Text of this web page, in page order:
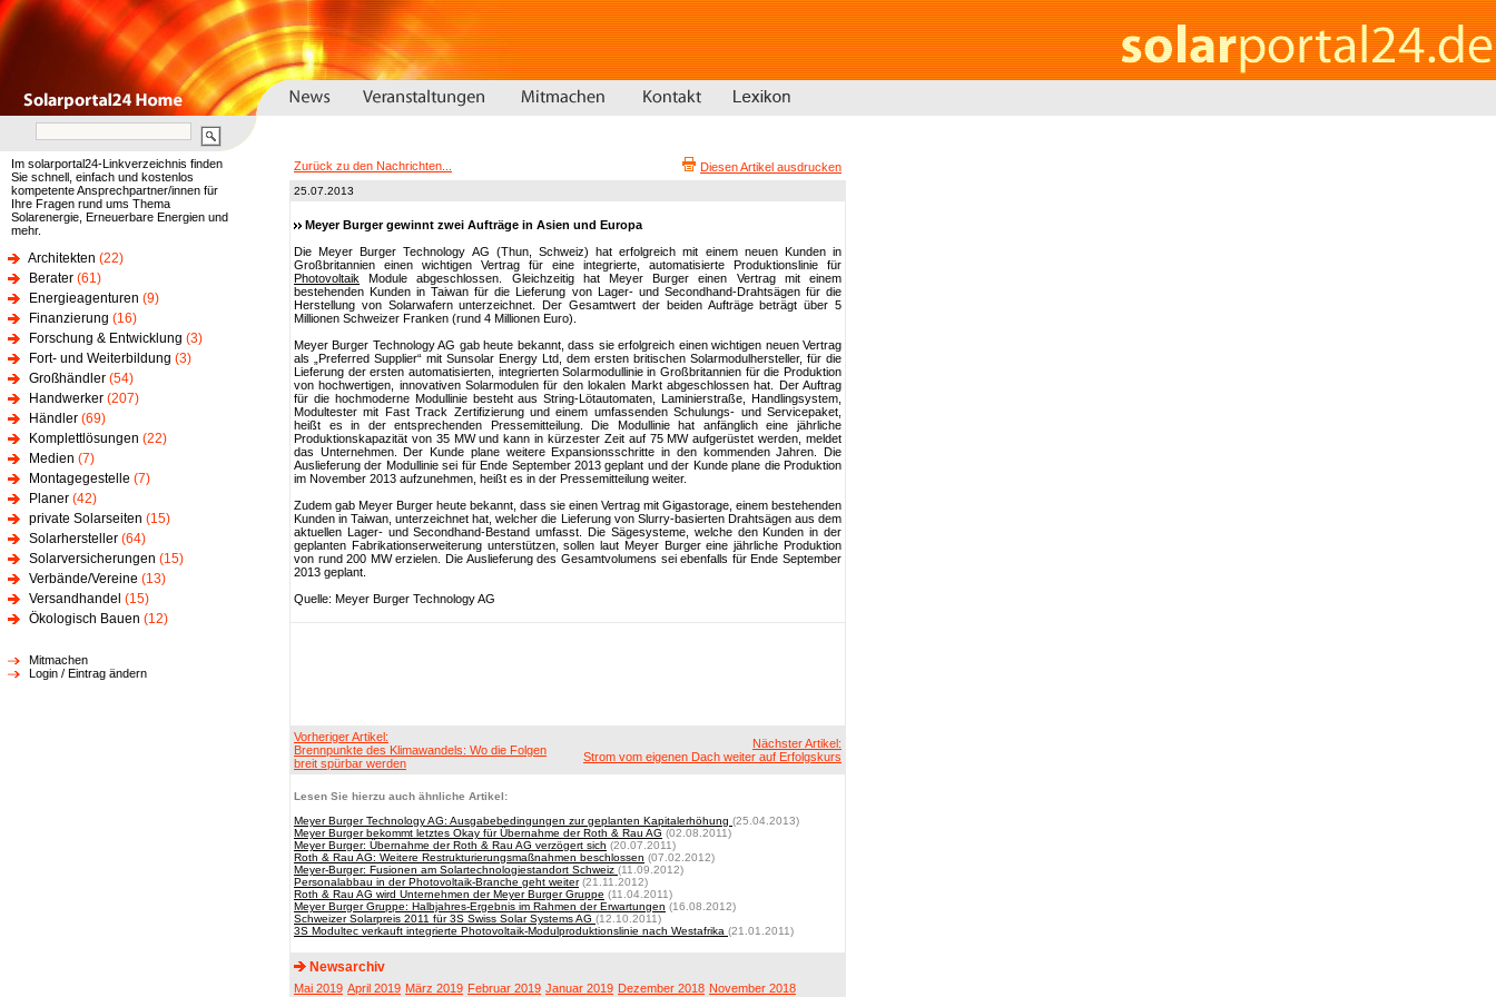
Im solarportal24-Linkverzeichnis finden
Sie schnell, einfach und kostenlos
kompetente Ansprechpartner/innen für
Ihre Fragen rund ums Thema
Solarenergie, Erneuerbare Energien und
mehr.
Architekten (22)
Berater (61)
Energieagenturen (9)
Finanzierung (16)
Forschung & Entwicklung (3)
Fort- und Weiterbildung (3)
Großhändler (54)
Handwerker (207)
Händler (69)
Komplettlösungen (22)
Medien (7)
Montagegestelle (7)
Planer (42)
private Solarseiten (15)
Solarhersteller (64)
Solarversicherungen (15)
Verbände/Vereine (13)
Versandhandel (15)
Ökologisch Bauen (12)
Mitmachen
Login / Eintrag ändern
Zurück zu den Nachrichten... Diesen Artikel ausdrucken
25.07.2013
Meyer Burger gewinnt zwei Aufträge in Asien und Europa
Die Meyer Burger Technology AG (Thun, Schweiz) hat erfolgreich mit einem neuen Kunden in
Großbritannien einen wichtigen Vertrag für eine integrierte, automatisierte Produktionslinie für
Photovoltaik Module abgeschlossen. Gleichzeitig hat Meyer Burger einen Vertrag mit einem
bestehenden Kunden in Taiwan für die Lieferung von Lager- und Secondhand-Drahtsägen für die
Herstellung von Solarwafern unterzeichnet. Der Gesamtwert der beiden Aufträge beträgt über 5
Millionen Schweizer Franken (rund 4 Millionen Euro).
Meyer Burger Technology AG gab heute bekannt, dass sie erfolgreich einen wichtigen neuen Vertrag
als „Preferred Supplier“ mit Sunsolar Energy Ltd, dem ersten britischen Solarmodulhersteller, für die
Lieferung der ersten automatisierten, integrierten Solarmodullinie in Großbritannien für die Produktion
von hochwertigen, innovativen Solarmodulen für den lokalen Markt abgeschlossen hat. Der Auftrag
für die hochmoderne Modullinie besteht aus String-Lötautomaten, Laminierstraße, Handlingsystem,
Modultester mit Fast Track Zertifizierung und einem umfassenden Schulungs- und Servicepaket,
heißt es in der entsprechenden Pressemitteilung. Die Modullinie hat anfänglich eine jährliche
Produktionskapazität von 35 MW und kann in kürzester Zeit auf 75 MW aufgerüstet werden, meldet
das Unternehmen. Der Kunde plane weitere Expansionsschritte in den kommenden Jahren. Die
Auslieferung der Modullinie sei für Ende September 2013 geplant und der Kunde plane die Produktion
im November 2013 aufzunehmen, heißt es in der Pressemitteilung weiter.
Zudem gab Meyer Burger heute bekannt, dass sie einen Vertrag mit Gigastorage, einem bestehenden
Kunden in Taiwan, unterzeichnet hat, welcher die Lieferung von Slurry-basierten Drahtsägen aus dem
aktuellen Lager- und Secondhand-Bestand umfasst. Die Sägesysteme, welche den Kunden in der
geplanten Fabrikationserweiterung unterstützen, sollen laut Meyer Burger eine jährliche Produktion
von rund 200 MW erzielen. Die Auslieferung des Gesamtvolumens sei ebenfalls für Ende September
2013 geplant.
Quelle: Meyer Burger Technology AG
Vorheriger Artikel:
Brennpunkte des Klimawandels: Wo die Folgen
breit spürbar werden
Nächster Artikel:
Strom vom eigenen Dach weiter auf Erfolgskurs
Lesen Sie hierzu auch ähnliche Artikel:
Meyer Burger Technology AG: Ausgabebedingungen zur geplanten Kapitalerhöhung (25.04.2013)
Meyer Burger bekommt letztes Okay für Übernahme der Roth & Rau AG (02.08.2011)
Meyer Burger: Übernahme der Roth & Rau AG verzögert sich (20.07.2011)
Roth & Rau AG: Weitere Restrukturierungsmaßnahmen beschlossen (07.02.2012)
Meyer-Burger: Fusionen am Solartechnologiestandort Schweiz (11.09.2012)
Personalabbau in der Photovoltaik-Branche geht weiter(21.11.2012)
Roth & Rau AG wird Unternehmen der Meyer Burger Gruppe (11.04.2011)
Meyer Burger Gruppe: Halbjahres-Ergebnis im Rahmen der Erwartungen (16.08.2012)
Schweizer Solarpreis 2011 für 3S Swiss Solar Systems AG (12.10.2011)
3S Modultec verkauft integrierte Photovoltaik-Modulproduktionslinie nach Westafrika (21.01.2011)
Newsarchiv
Mai 2019 April 2019 März 2019 Februar 2019 Januar 2019 Dezember 2018 November 2018